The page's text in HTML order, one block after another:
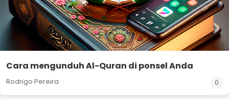
Cara mengunduh Al-Quran di ponsel Anda
Rodrigo Pereira 0